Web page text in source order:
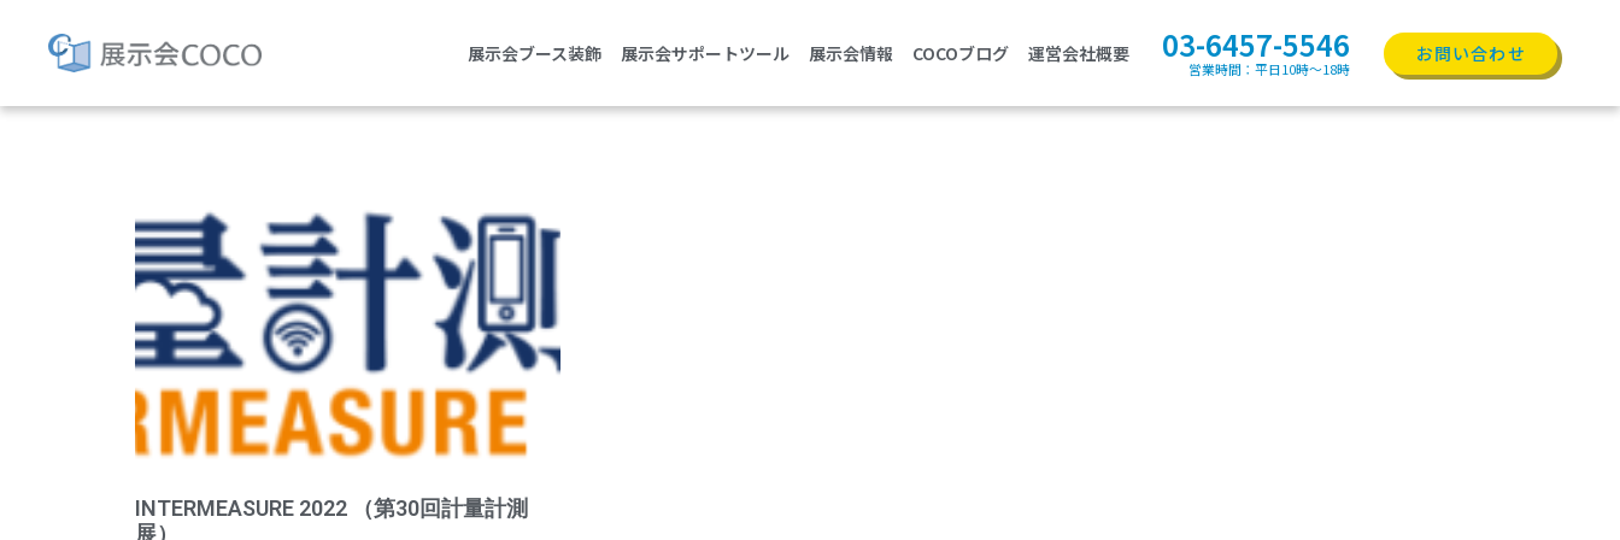
展示会ブース装飾 展示会サポートツール 展示会情報 COCOブログ 運営会社概要 03-6457-5546
営業時間：平日10時〜18時
お問い合わせ
INTERMEASURE 2022 （第30回計量計測
展）